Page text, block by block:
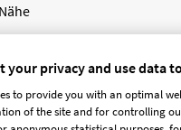
AGB Auftraggeber
your privacy and use data
to provide you with an optimal
of the site and for controlling